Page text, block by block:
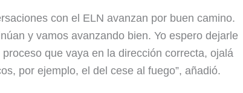
con el ELN avanzan por buen camino.
y vamos avanzando bien. Yo espero dejarle
que vaya en la dirección correcta, ojalá
por ejemplo, el del cese al fuego”, añadió.